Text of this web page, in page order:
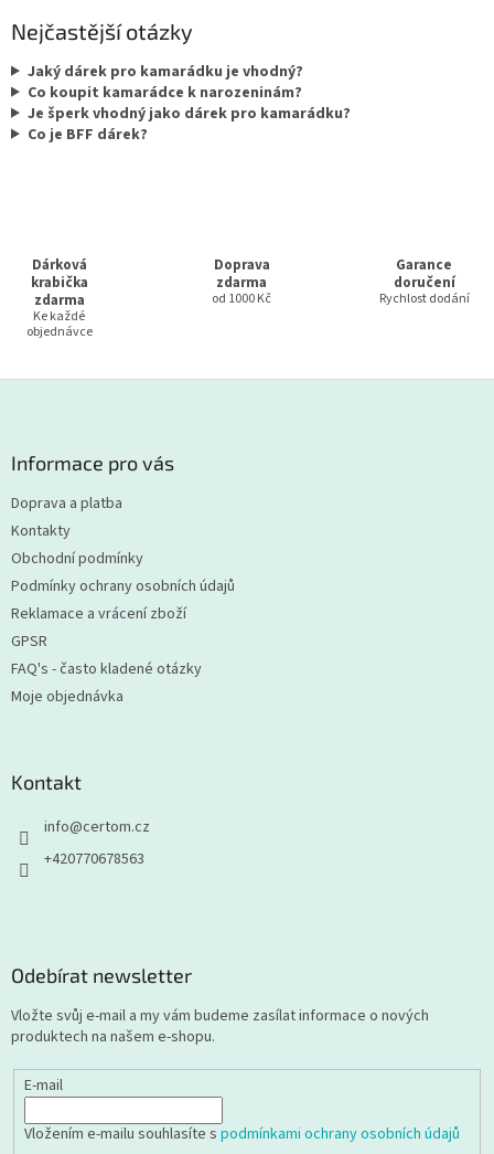
Nejčastější otázky
Jaký dárek pro kamarádku je vhodný?
Co koupit kamarádce k narozeninám?
Je šperk vhodný jako dárek pro kamarádku?
Co je BFF dárek?
Dárková
krabička
zdarma
Ke každé
objednávce
Doprava
zdarma
od 1000 Kč
Garance
doručení
Rychlost dodání
Informace pro vás
Doprava a platba
Kontakty
Obchodní podmínky
Podmínky ochrany osobních údajů
Reklamace a vrácení zboží
GPSR
FAQ's - často kladené otázky
Moje objednávka
Kontakt
info@certom.cz
+420770678563
Odebírat newsletter
Vložte svůj e-mail a my vám budeme zasílat informace o nových
produktech na našem e-shopu.
E-mail
Vložením e-mailu souhlasíte s podmínkami ochrany osobních údajů